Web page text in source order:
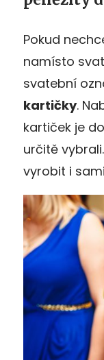
Pokud
namísto
svatební
kartičky.
kartiček je
určitě
vyrobit i